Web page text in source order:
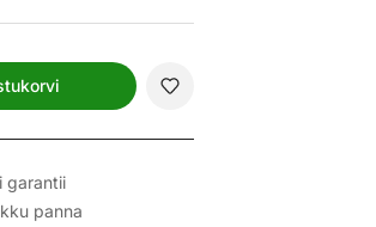
garantii
panna